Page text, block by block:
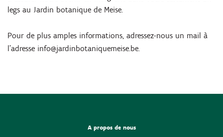
legs au Jardin botanique de Meise.
Pour de plus amples informations, adressez-nous un mail à
l’adresse info@jardinbotaniquemeise.be.
A propos de nous